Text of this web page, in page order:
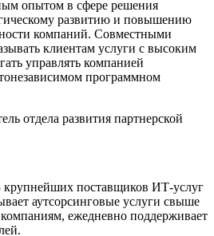
опытом в сфере решения
развитию и повышению
компаний. Совместными
клиентам услуги с высоким
управлять компанией
программном
отдела развития партнерской
поставщиков ИТ-услуг
аутсорсинговые услуги свыше
ежедневно поддерживает